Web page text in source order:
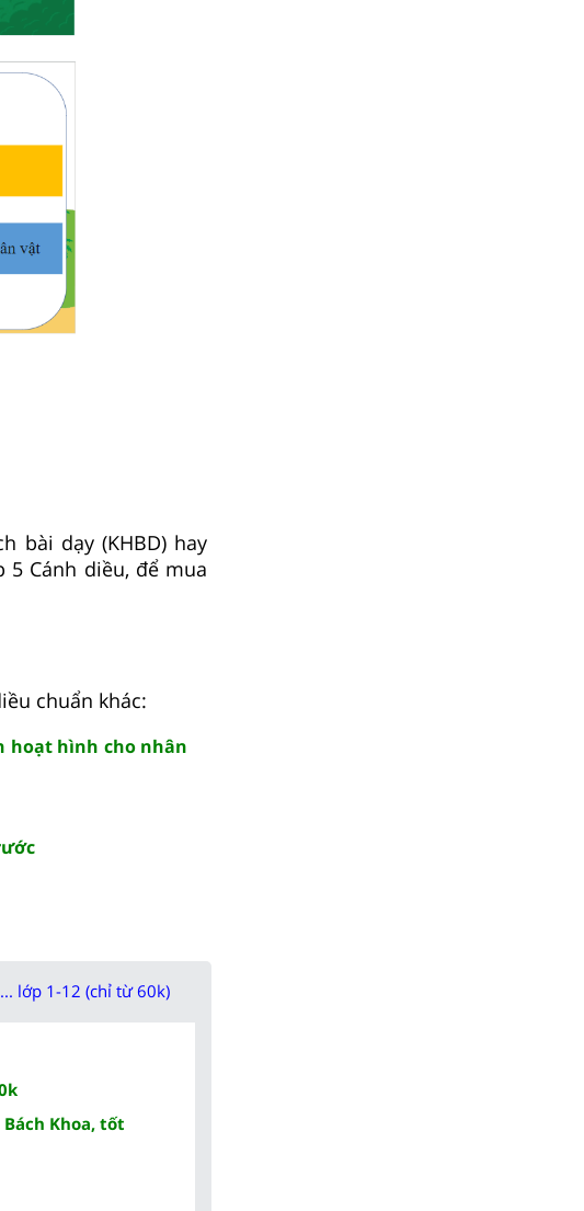
bài dạy (KHBD) hay
Cánh diều, để mua
chuẩn khác:
hoạt hình cho nhân
lớp 1-12 (chỉ từ 60k)
Bách Khoa, tốt